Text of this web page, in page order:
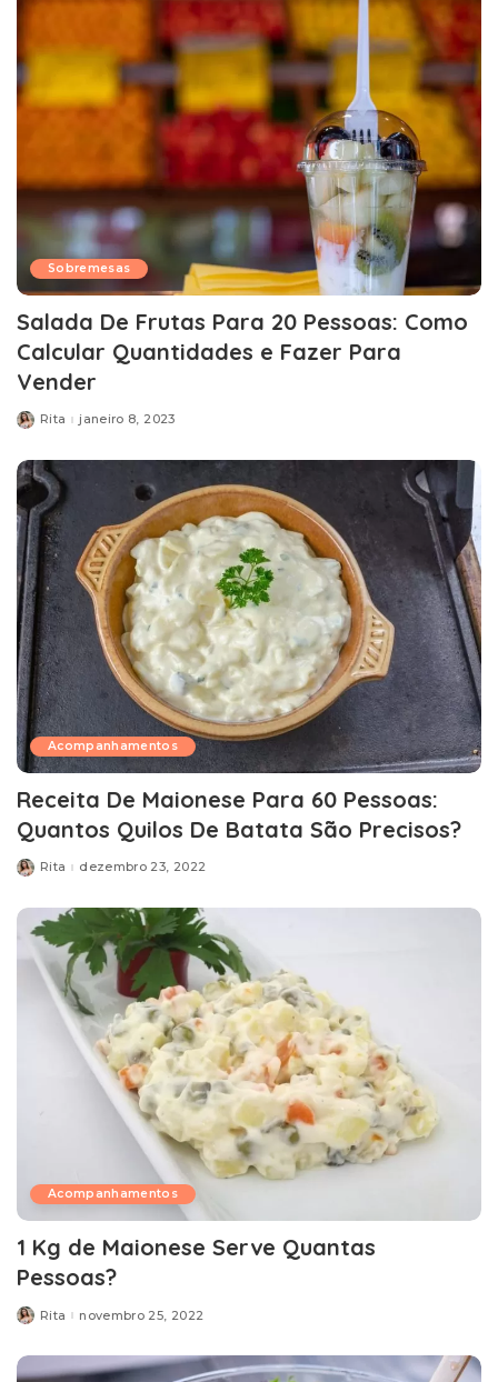
Sobremesas
Salada De Frutas Para 20 Pessoas: Como
Calcular Quantidades e Fazer Para
Vender
Posted
Rita janeiro 8, 2023
Acompanhamentos
Receita De Maionese Para 60 Pessoas:
Quantos Quilos De Batata São Precisos?
Posted
Rita dezembro 23, 2022
Acompanhamentos
1 Kg de Maionese Serve Quantas
Pessoas?
Posted
Rita novembro 25, 2022